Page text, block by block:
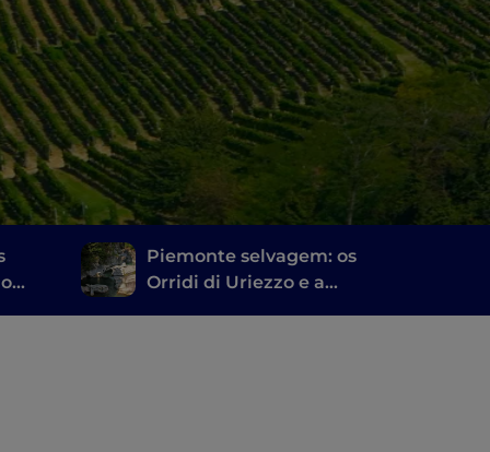
Piemonte selvagem: os
Orridi di Uriezzo e a